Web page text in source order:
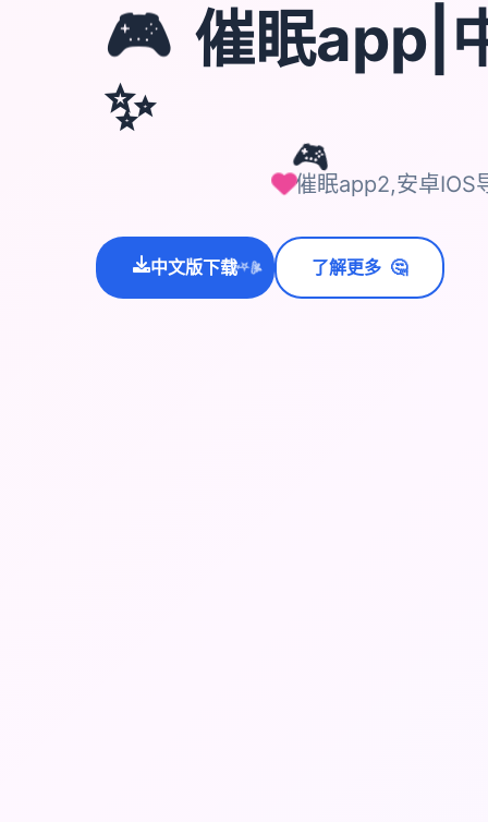
🎮
🎮 催眠app|
✨
催眠app2,安卓IOS
中文版下载
✨⭐💫 了解更多 🤔